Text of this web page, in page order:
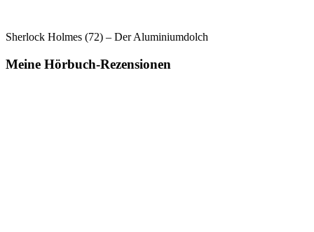
Sherlock Holmes (72) – Der Aluminiumdolch
Meine Hörbuch-Rezensionen